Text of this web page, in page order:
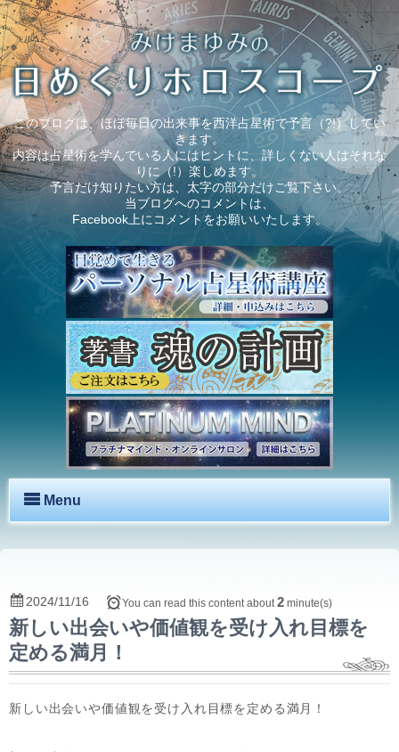
このブログは、ほぼ毎日の出来事を西洋占星術で予言（?!）してい
きます。
内容は占星術を学んでいる人にはヒントに、詳しくない人はそれな
りに（!）楽しめます。
予言だけ知りたい方は、太字の部分だけご覧下さい。
当ブログへのコメントは、
Facebook上にコメントをお願いいたします。
Menu
新しい出会いや価値観を受け入れ目標を
定める満月！
2024/11/16 You can read this content about2 minute(s)
新しい出会いや価値観を受け入れ目標を定める満月！